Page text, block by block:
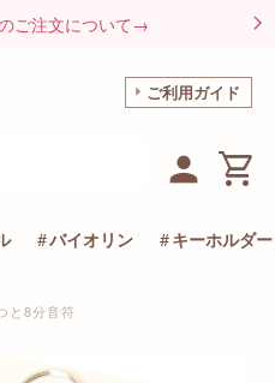
ご注文について→
ご利用ガイド
バイオリン キーホルダー
と8分音符